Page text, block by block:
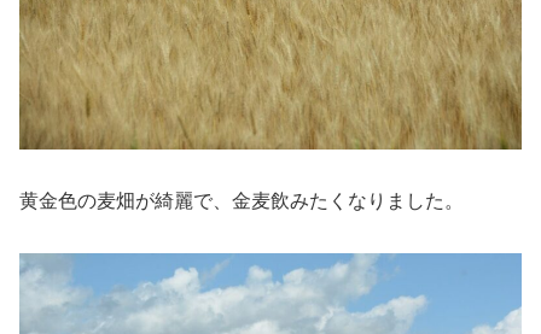
黄金色の麦畑が綺麗で、金麦飲みたくなりました。